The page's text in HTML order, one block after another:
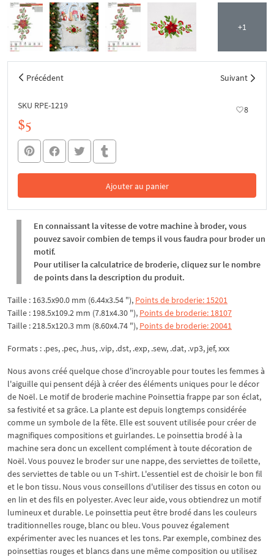
+1
Précédent Suivant
SKU RPE-1219 8
$5
Ajouter au panier
Dans le panier
En connaissant la vitesse de votre machine à broder, vous
pouvez savoir combien de temps il vous faudra pour broder un
motif.
Pour utiliser la calculatrice de broderie, cliquez sur le nombre
de points dans la description du produit.
Taille : 163.5x90.0 mm (6.44x3.54 "), Points de broderie: 15201
Taille : 198.5x109.2 mm (7.81x4.30 "), Points de broderie: 18107
Taille : 218.5x120.3 mm (8.60x4.74 "), Points de broderie: 20041
Formats : .pes, .pec, .hus, .vip, .dst, .exp, .sew, .dat, .vp3, jef, xxx
Nous avons créé quelque chose d'incroyable pour toutes les femmes à
l'aiguille qui pensent déjà à créer des éléments uniques pour le décor
de Noël. Le motif de broderie machine Poinsettia frappe par son éclat,
sa festivité et sa grâce. La plante est depuis longtemps considérée
comme un symbole de la fête. Elle est souvent utilisée pour créer de
magnifiques compositions et guirlandes. Le poinsettia brodé à la
machine sera donc un excellent complément à toute décoration de
Noël. Vous pouvez le broder sur une nappe, des serviettes de toilette,
des serviettes de table ou un T-shirt. L'essentiel est de choisir le bon fil
et le bon tissu. Nous vous conseillons d'utiliser des tissus en coton ou
en lin et des fils en polyester. Avec leur aide, vous obtiendrez un motif
lumineux et durable. Le poinsettia peut être brodé dans les couleurs
traditionnelles rouge, blanc ou bleu. Vous pouvez également
expérimenter avec les nuances et les tons. Par exemple, combinez des
poinsettias rouges et blancs dans une même composition ou utilisez